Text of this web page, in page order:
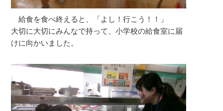
給食を食べ終えると、「よし！行こう！！」
大切に大切にみんなで持って、小学校の給食室に届
けに向かいました。